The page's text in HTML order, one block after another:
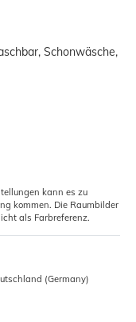
Schonwäsche,
kann es zu
kommen. Die Raumbilder
als Farbreferenz.
(Germany)